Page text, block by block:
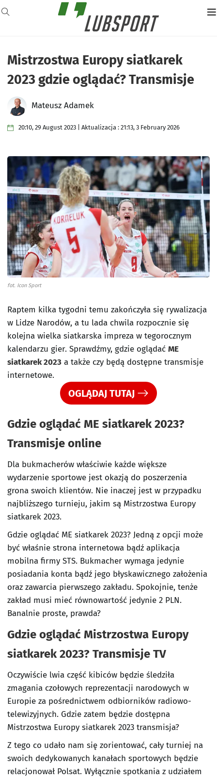
Mistrzostwa Europy siatkarek
2023 gdzie oglądać? Transmisje
Mateusz Adamek
20:10, 29 August 2023 | Aktualizacja : 21:13, 3 February 2026
fot. Icon Sport
Raptem kilka tygodni temu zakończyła się rywalizacja
w Lidze Narodów, a tu lada chwila rozpocznie się
kolejna wielka siatkarska impreza w tegorocznym
kalendarzu gier. Sprawdźmy, gdzie oglądać ME
siatkarek 2023 a także czy będą dostępne transmisje
internetowe.
OGLĄDAJ TUTAJ
Gdzie oglądać ME siatkarek 2023?
Transmisje online
Dla bukmacherów właściwie każde większe
wydarzenie sportowe jest okazją do poszerzenia
grona swoich klientów. Nie inaczej jest w przypadku
najbliższego turnieju, jakim są Mistrzostwa Europy
siatkarek 2023.
Gdzie oglądać ME siatkarek 2023? Jedną z opcji może
być właśnie strona internetowa bądź aplikacja
mobilna firmy STS. Bukmacher wymaga jedynie
posiadania konta bądź jego błyskawicznego założenia
oraz zawarcia pierwszego zakładu. Spokojnie, tenże
zakład musi mieć równowartość jedynie 2 PLN.
Banalnie proste, prawda?
Gdzie oglądać Mistrzostwa Europy
siatkarek 2023? Transmisje TV
Oczywiście lwia część kibiców będzie śledziła
zmagania czołowych reprezentacji narodowych w
Europie za pośrednictwem odbiorników radiowo-
telewizyjnych. Gdzie zatem będzie dostępna
Mistrzostwa Europy siatkarek 2023 transmisja?
Z tego co udało nam się zorientować, cały turniej na
swoich dedykowanych kanałach sportowych będzie
relacjonował Polsat. Wyłącznie spotkania z udziałem